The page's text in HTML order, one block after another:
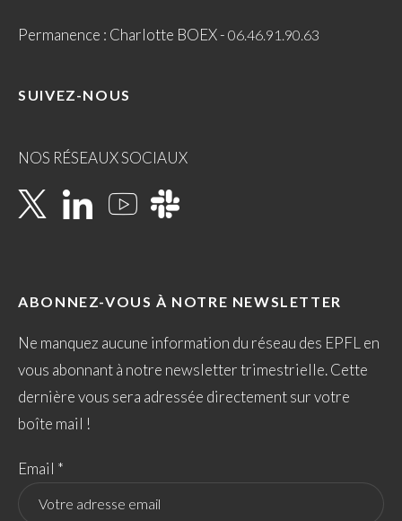
Permanence : Charlotte BOEX -06.46.91.90.63
SUIVEZ-NOUS
NOS RÉSEAUX SOCIAUX
ABONNEZ-VOUS À NOTRE NEWSLETTER
Ne manquez aucune information du réseau des EPFL en
vous abonnant à notre newsletter trimestrielle. Cette
dernière vous sera adressée directement sur votre
boîte mail !
Email *